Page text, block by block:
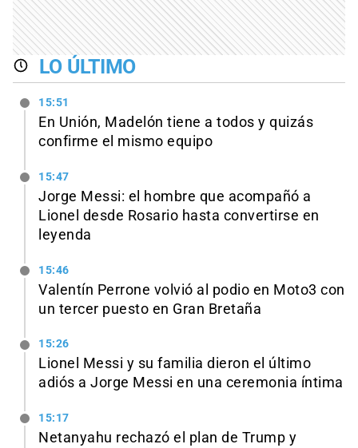
LO ÚLTIMO
15:51
En Unión, Madelón tiene a todos y quizás
confirme el mismo equipo
15:47
Jorge Messi: el hombre que acompañó a
Lionel desde Rosario hasta convertirse en
leyenda
15:46
Valentín Perrone volvió al podio en Moto3 con
un tercer puesto en Gran Bretaña
15:26
Lionel Messi y su familia dieron el último
adiós a Jorge Messi en una ceremonia íntima
15:17
Netanyahu rechazó el plan de Trump y